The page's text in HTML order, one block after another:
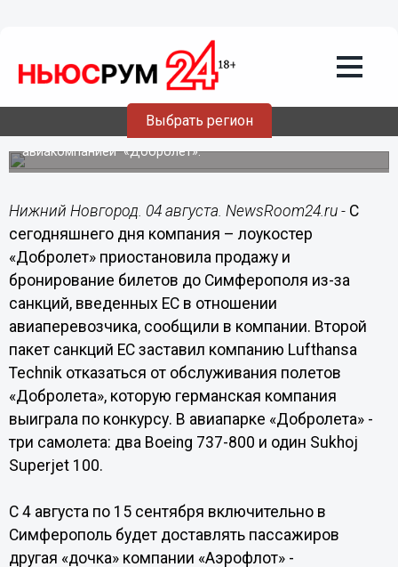
Выбрать регион
04.08.201418:20
Нижегородцы отказываются от
полетов в Крым
Отказы происходят из-за ситуации с
авиакомпанией «Добролет».
Нижний Новгород. 04 августа. NewsRoom24.ru - С
сегодняшнего дня компания – лоукостер
«Добролет» приостановила продажу и
бронирование билетов до Симферополя из-за
санкций, введенных ЕС в отношении
авиаперевозчика, сообщили в компании. Второй
пакет санкций ЕС заставил компанию Lufthansa
Technik отказаться от обслуживания полетов
«Добролета», которую германская компания
выиграла по конкурсу. В авиапарке «Добролета» -
три самолета: два Boeing 737-800 и один Sukhoj
Superjet 100.
С 4 августа по 15 сентября включительно в
Симферополь будет доставлять пассажиров
другая «дочка» компании «Аэрофлот» -